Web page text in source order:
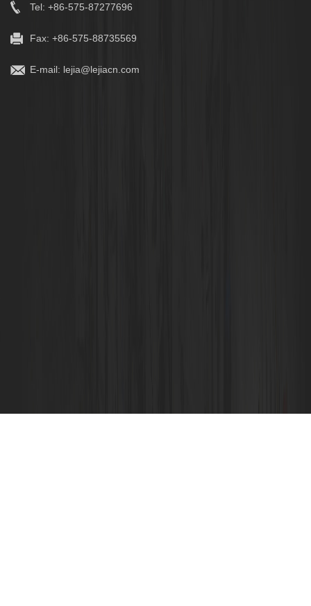
Tel: +86-575-87277696
Fax: +86-575-88735569
E-mail: lejia@lejiacn.com